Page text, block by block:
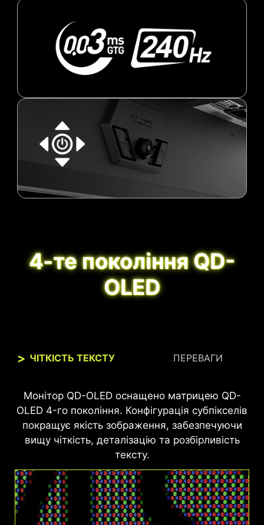
4-те покоління QD-
OLED
ЧІТКІСТЬ ТЕКСТУ ПЕРЕВАГИ
Монітор QD-OLED оснащено матрицею QD-
OLED 4-го покоління. Конфігурація субпікселів
покращує якість зображення, забезпечуючи
вищу чіткість, деталізацію та розбірливість
тексту.
DisplayHDR™ True Black 400 забезпечує 99%
охоплення колірного простору DCI‑P3 та
точність відтворення кольорів Delta E ≤ 2,
передаючи насичені кольори, високу
деталізацію та природне зображення для ігор
і мультимедіа.